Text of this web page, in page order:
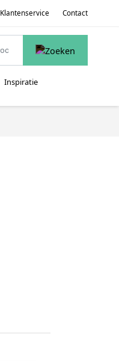
Klantenservice Contact
Inspiratie